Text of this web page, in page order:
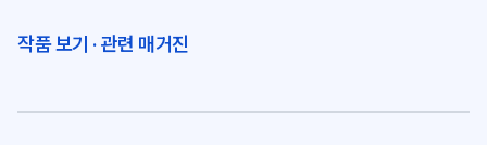
작품 보기 ·관련 매거진